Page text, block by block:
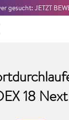
gesucht: JETZT
18 Next